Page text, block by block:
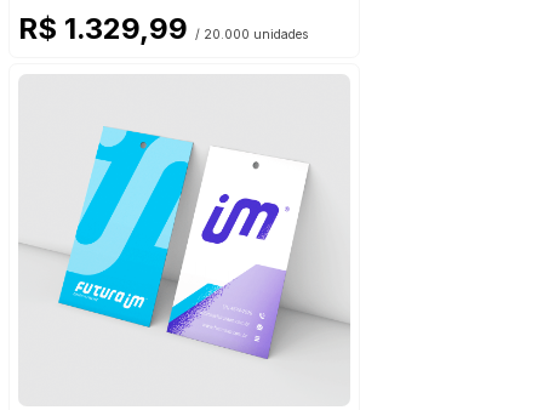
R$ 1.329,99 / 20.000 unidades